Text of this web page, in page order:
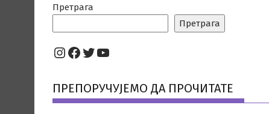
Претрага
Претрага
Instagram
Facebook
Twitter
YouTube
ПРЕПОРУЧУЈЕМО ДА ПРОЧИТАТЕ